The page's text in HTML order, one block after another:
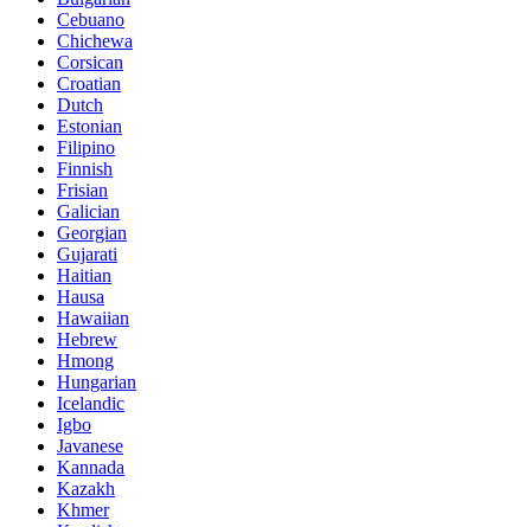
Cebuano
Chichewa
Corsican
Croatian
Dutch
Estonian
Filipino
Finnish
Frisian
Galician
Georgian
Gujarati
Haitian
Hausa
Hawaiian
Hebrew
Hmong
Hungarian
Icelandic
Igbo
Javanese
Kannada
Kazakh
Khmer